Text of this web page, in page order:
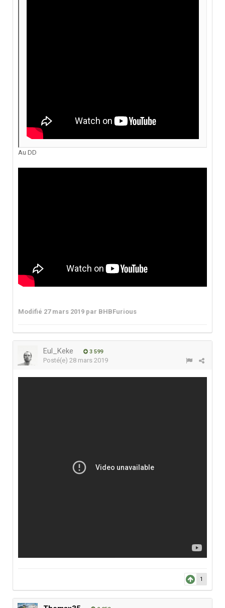
Au DD
Modifié 27 mars 2019 par BHBFurious
Eul_Keke 3 599
Posté(e) 28 mars 2019
1